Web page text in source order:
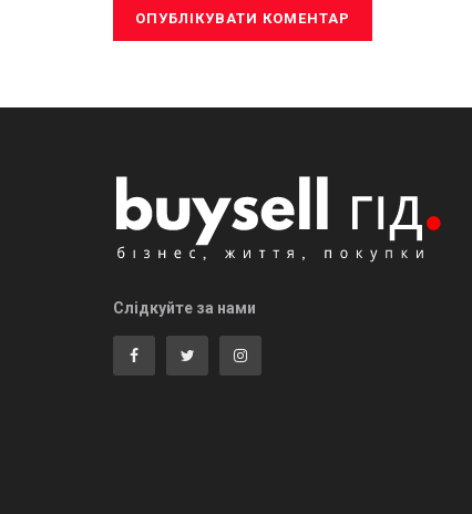
Слідкуйте за нами